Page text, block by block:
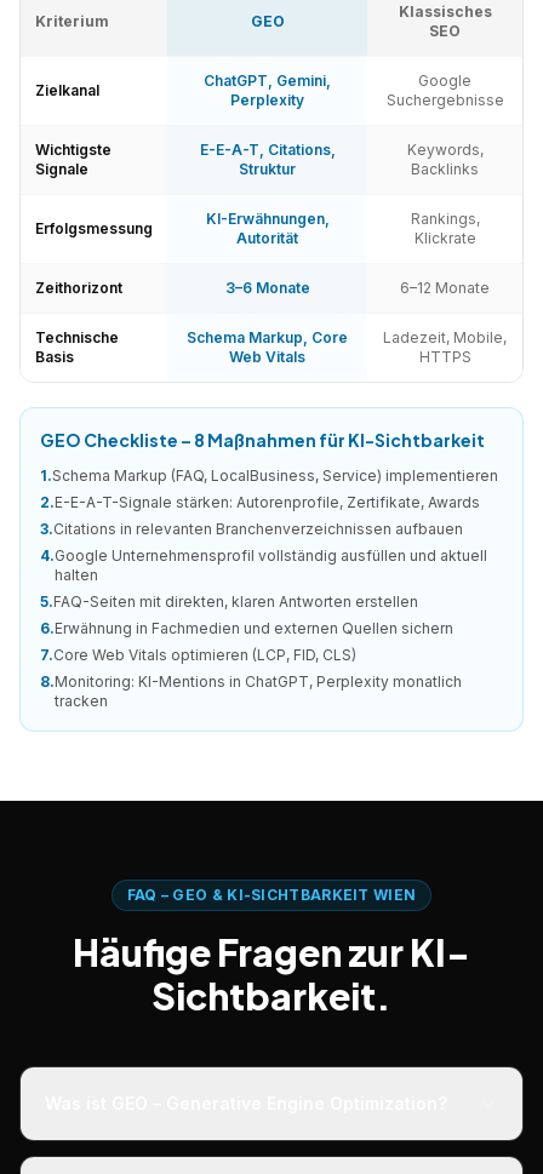
Kriterium GEO
Klassisches
SEO
Zielkanal
ChatGPT, Gemini,
Perplexity
Google
Suchergebnisse
Wichtigste
Signale
E-E-A-T, Citations,
Struktur
Keywords,
Backlinks
Erfolgsmessung
KI-Erwähnungen,
Autorität
Rankings,
Klickrate
Zeithorizont 3–6 Monate 6–12 Monate
Technische
Basis
Schema Markup, Core
Web Vitals
Ladezeit, Mobile,
HTTPS
GEO Checkliste – 8 Maßnahmen für KI-Sichtbarkeit
1.Schema Markup (FAQ, LocalBusiness, Service) implementieren
2.E-E-A-T-Signale stärken: Autorenprofile, Zertifikate, Awards
3.Citations in relevanten Branchenverzeichnissen aufbauen
4.Google Unternehmensprofil vollständig ausfüllen und aktuell
halten
5.FAQ-Seiten mit direkten, klaren Antworten erstellen
6.Erwähnung in Fachmedien und externen Quellen sichern
7.Core Web Vitals optimieren (LCP, FID, CLS)
8.Monitoring: KI-Mentions in ChatGPT, Perplexity monatlich
tracken
FAQ – GEO & KI-SICHTBARKEIT WIEN
Häufige Fragen zur KI-
Sichtbarkeit.